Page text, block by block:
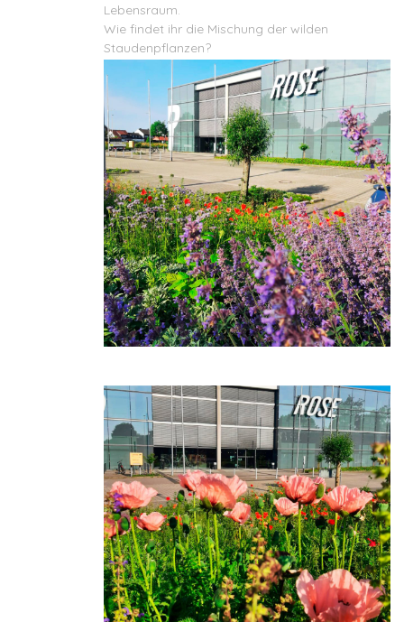
Lebensraum.
Wie findet ihr die Mischung der wilden
Staudenpflanzen?